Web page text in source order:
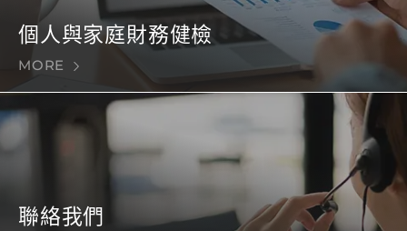
個人與家庭財務健檢
MORE
聯絡我們